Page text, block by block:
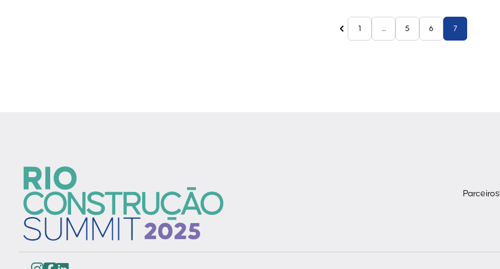
Anterior
1 … 5 6 7
Parceiros